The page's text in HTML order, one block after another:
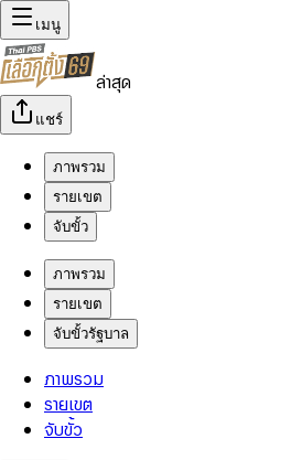
เมนู
ล่าสุด
แชร์
ภาพรวม
รายเขต
จับขั้ว
ภาพรวม
รายเขต
จับขั้วรัฐบาล
ภาพรวม
รายเขต
จับขั้ว